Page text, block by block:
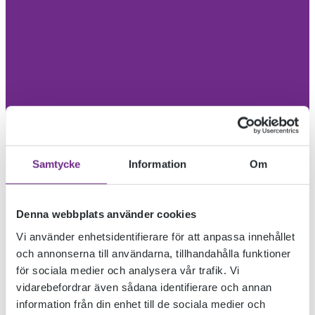
Samtycke Information Om
Denna webbplats använder cookies
Vi använder enhetsidentifierare för att anpassa innehållet
och annonserna till användarna, tillhandahålla funktioner
för sociala medier och analysera vår trafik. Vi
vidarebefordrar även sådana identifierare och annan
information från din enhet till de sociala medier och